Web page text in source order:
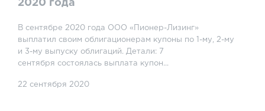
2020 года
В сентябре 2020 года ООО «Пионер-Лизинг»
выплатил своим облигационерам купоны по 1-му, 2-му
и 3-му выпуску облигаций. Детали: 7
сентября состоялась выплата купон...
22 сентября 2020